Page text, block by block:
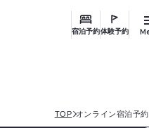
宿泊予約体験予約
TOP オンライン宿泊予約